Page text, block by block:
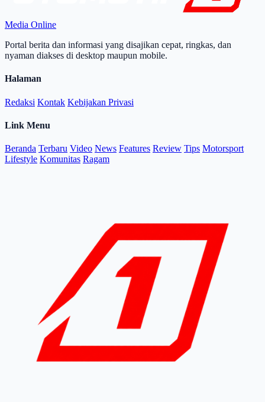
Media Online
Portal berita dan informasi yang disajikan cepat, ringkas, dan
nyaman diakses di desktop maupun mobile.
Halaman
Redaksi Kontak Kebijakan Privasi
Link Menu
Beranda Terbaru Video News Features Review Tips Motorsport
Lifestyle Komunitas Ragam